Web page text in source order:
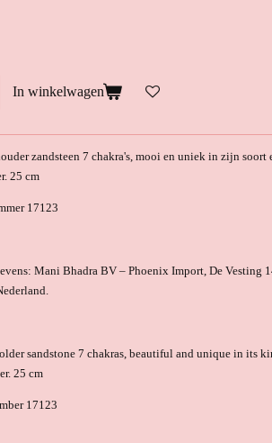
In winkelwagen
zandsteen 7 chakra's, mooi en uniek in zijn soort
25 cm
17123
Mani Bhadra BV – Phoenix Import, De Vesting
sandstone 7 chakras, beautiful and unique in its
25 cm
17123